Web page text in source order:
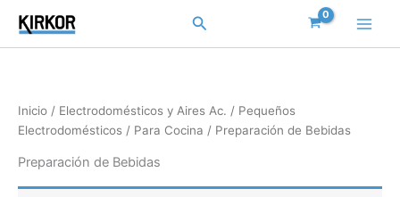
contenido
Buscar
Inicio / Electrodomésticos y Aires Ac. / Pequeños
Electrodomésticos / Para Cocina / Preparación de Bebidas
Preparación de Bebidas